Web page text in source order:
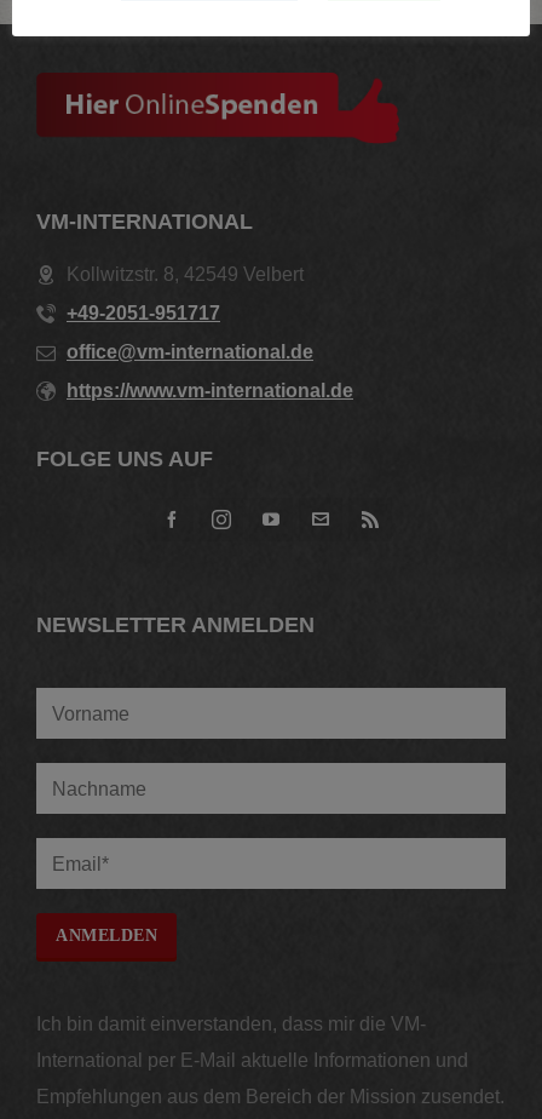
VM-INTERNATIONAL
Kollwitzstr. 8, 42549 Velbert
+49-2051-951717
office@vm-international.de
https://www.vm-international.de
FOLGE UNS AUF
NEWSLETTER ANMELDEN
Ich bin damit einverstanden, dass mir die VM-
International per E-Mail aktuelle Informationen und
Empfehlungen aus dem Bereich der Mission zusendet.